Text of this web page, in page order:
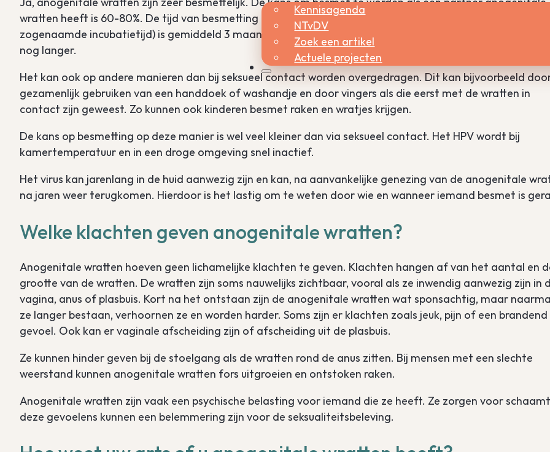
Kennisagenda
NTvDV
Zoek een artikel
Actuele projecten
wratten heeft is 60-80%. De tijd van besmetting totdat het zichtbaar is dat er wratjes ontstaan ( de
zogenaamde incubatietijd) is gemiddeld 3 maanden, maar kan variëren van 1 tot 8 maanden en soms zelfs
nog langer.
Het kan ook op andere manieren dan bij seksueel contact worden overgedragen. Dit kan bijvoorbeeld
gezamenlijk gebruiken van een handdoek of washandje en door vingers als die eerst met de wratten in
contact zijn geweest. Zo kunnen ook kinderen besmet raken en wratjes krijgen.
De kans op besmetting op deze manier is wel veel kleiner dan via seksueel contact. Het HPV wordt bij
kamertemperatuur en in een droge omgeving snel inactief.
Het virus kan jarenlang in de huid aanwezig zijn en kan, na aanvankelijke genezing van de anogenitale
na jaren weer terugkomen. Hierdoor is het lastig om te weten door wie en wanneer iemand besmet is
Welke klachten geven anogenitale wratten?
Anogenitale wratten hoeven geen lichamelijke klachten te geven. Klachten hangen af van het aantal en
grootte van de wratten. De wratten zijn soms nauwelijks zichtbaar, vooral als ze inwendig aanwezig zijn in
vagina, anus of plasbuis. Kort na het ontstaan zijn de anogenitale wratten wat sponsachtig, maar
ze langer bestaan, verhoornen ze en worden harder. Soms zijn er klachten zoals jeuk, pijn of een brandend
gevoel. Ook kan er vaginale afscheiding zijn of afscheiding uit de plasbuis.
Ze kunnen hinder geven bij de stoelgang als de wratten rond de anus zitten. Bij mensen met een slechte
weerstand kunnen anogenitale wratten fors uitgroeien en ontstoken raken.
Anogenitale wratten zijn vaak een psychische belasting voor iemand die ze heeft. Ze zorgen voor
deze gevoelens kunnen een belemmering zijn voor de seksualiteitsbeleving.